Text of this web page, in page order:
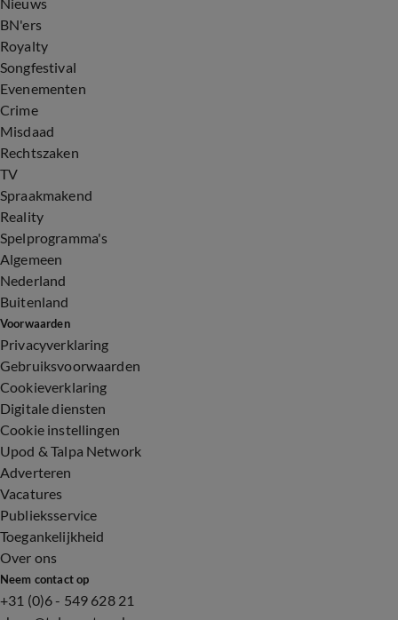
BN'ers
Royalty
Songfestival
Evenementen
Crime
Misdaad
Rechtszaken
TV
Spraakmakend
Reality
Spelprogramma's
Algemeen
Nederland
Buitenland
Voorwaarden
Privacyverklaring
Gebruiksvoorwaarden
Cookieverklaring
Digitale diensten
Cookie instellingen
Upod & Talpa Network
Adverteren
Vacatures
Publieksservice
Toegankelijkheid
Over ons
Neem contact op
+31 (0)6 - 549 628 21